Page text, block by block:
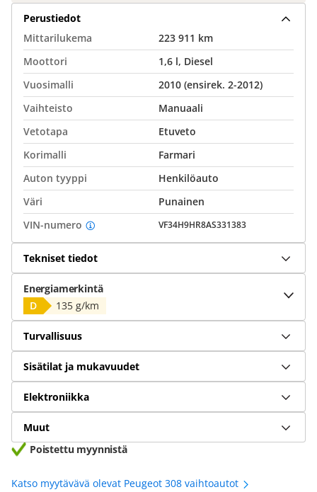
Perustiedot
Mittarilukema
223 911 km
Moottori
1,6 l, Diesel
Vuosimalli
2010 (ensirek. 2-2012)
Vaihteisto
Manuaali
Vetotapa
Etuveto
Korimalli
Farmari
Auton tyyppi
Henkilöauto
Väri
Punainen
VIN-numero
VF34H9HR8AS331383
Tekniset tiedot
Energiamerkintä
D
135 g/km
Turvallisuus
Sisätilat ja mukavuudet
Elektroniikka
Muut
Poistettu myynnistä
Katso myytävävä olevat Peugeot 308 vaihtoautot